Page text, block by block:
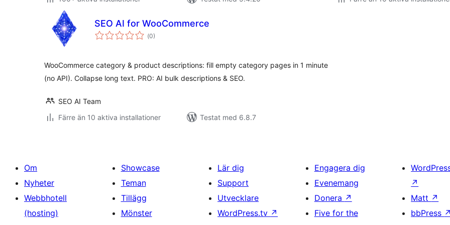
SEO AI for WooCommerce
(Totalt
antal
0)
WooCommerce category & product descriptions: fill empty category pages in 1 minute
(no API). Collapse long text. PRO: AI bulk descriptions & SEO.
SEO AI Team
Färre än 10 aktiva installationer
Testat med 6.8.7
Om
Nyheter
Webbhotell
(hosting)
Showcase
Teman
Tillägg
Mönster
Lär dig
Support
Utvecklare
WordPress.tv ↗
Engagera dig
Evenemang
Donera ↗
Five for the
↗
Matt ↗
bbPress ↗